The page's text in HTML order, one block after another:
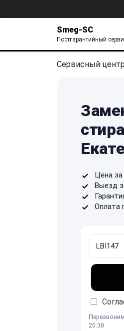
Smeg-SC
Постгарантийный
Сервисный
Цена
Выезд
Оплата
20:30